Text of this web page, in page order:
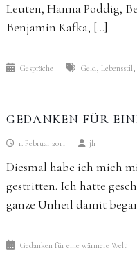
Leuten, Hanna Poddig,
Benjamin Kafka, […]
Gespräche Geld, Lebensstil ,
GEDANKEN FÜR
1. Februar 2011 jh
Diesmal habe ich mich
gestritten. Ich hatte
ganze Unheil damit
Gedanken für eine wärmere Welt